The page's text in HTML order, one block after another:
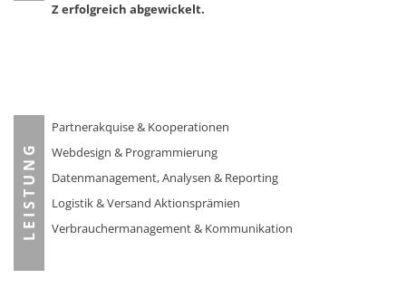
Z erfolgreich abgewickelt.
L E I S T U N G
Partnerakquise & Kooperationen
Webdesign & Programmierung
Datenmanagement, Analysen & Reporting
Logistik & Versand Aktionsprämien
Verbrauchermanagement & Kommunikation